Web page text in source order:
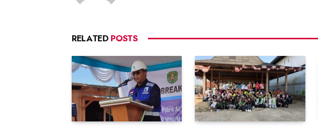
RELATED POSTS